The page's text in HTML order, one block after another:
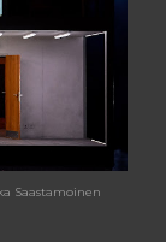
Saastamoinen